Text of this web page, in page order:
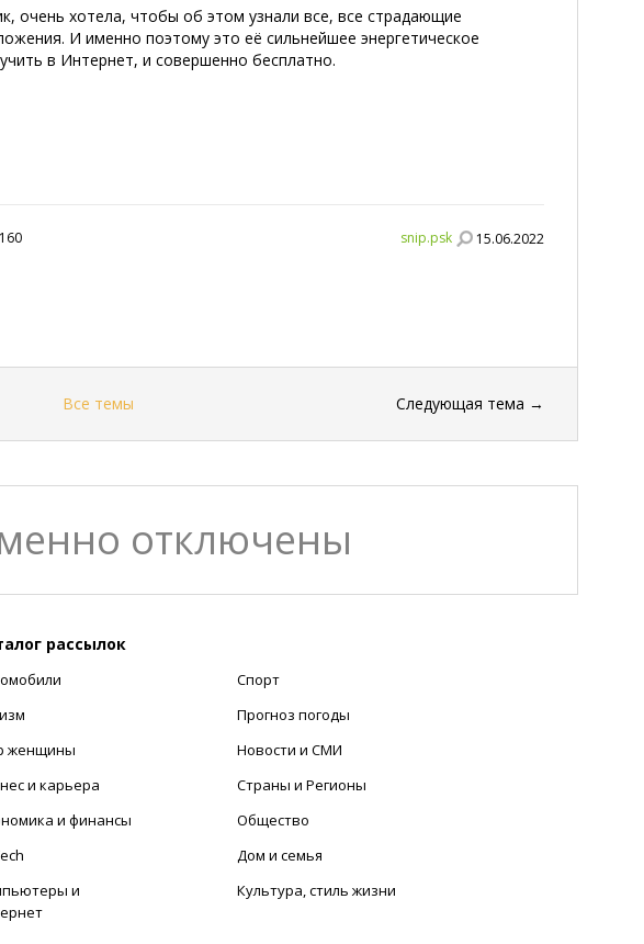
очень хотела, чтобы об этом узнали все, все страдающие
И именно поэтому это её сильнейшее энергетическое
в Интернет, и совершенно бесплатно.
snip.psk 15.06.2022
Все темы Следующая тема →
отключены
рассылок
женщины
и карьера
и финансы
и
Спорт
Прогноз погоды
Новости и СМИ
Страны и Регионы
Общество
Дом и семья
Культура, стиль жизни